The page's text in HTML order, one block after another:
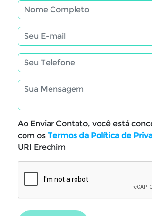
Ao Enviar Contato, você está
com os Termos da Política de
URI Erechim